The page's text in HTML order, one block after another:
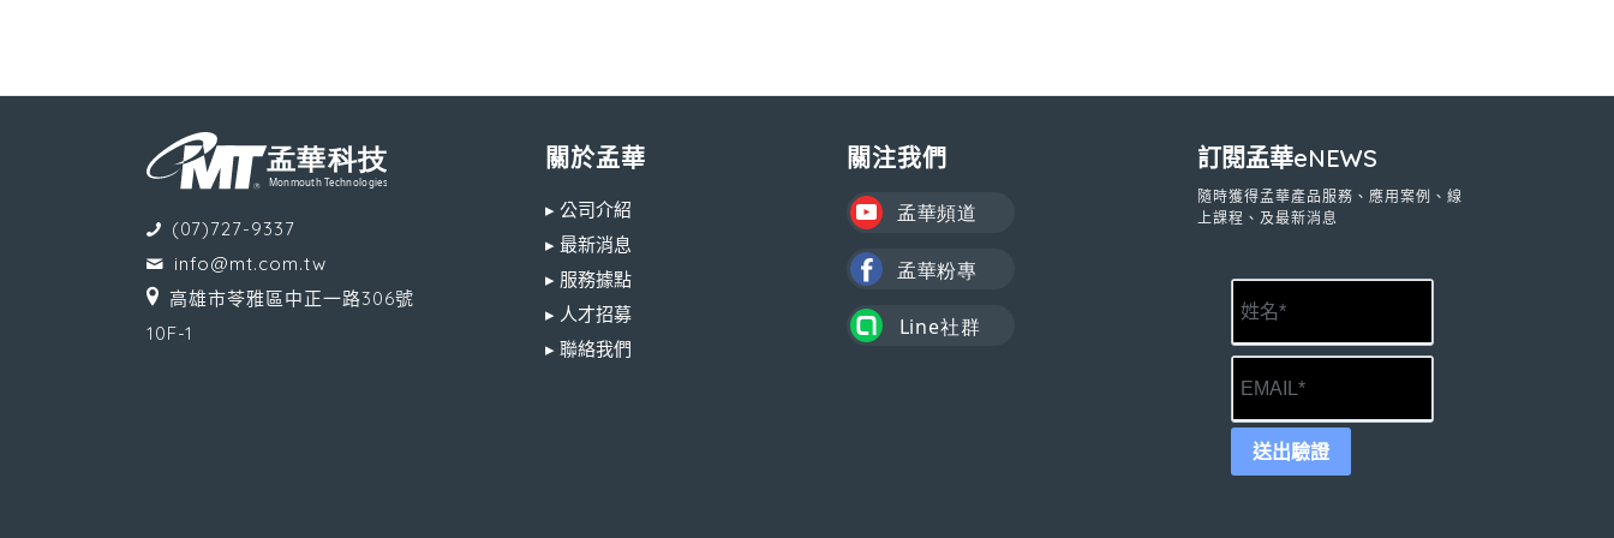
(07)727-9337
info@mt.com.tw
高雄市苓雅區中正一路306號
10F-1
關於孟華
▸ 公司介紹
▸ 最新消息
▸ 服務據點
▸ 人才招募
▸ 聯絡我們
關注我們 訂閱孟華eNEWS
隨時獲得孟華產品服務、應用案例、線
上課程、及最新消息
送出驗證